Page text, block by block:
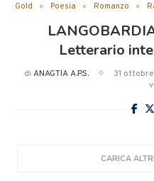
Gold Poesia Romanzo
Letterario
di ANAGTIA A.P.S. 31
CARICA